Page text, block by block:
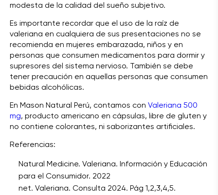
modesta de la calidad del sueño subjetivo.
Es importante recordar que el uso de la raíz de
valeriana en cualquiera de sus presentaciones no se
recomienda en mujeres embarazada, niños y en
personas que consumen medicamentos para dormir y
supresores del sistema nervioso. También se debe
tener precaución en aquellas personas que consumen
bebidas alcohólicas.
En Mason Natural Perú, contamos con Valeriana 500
mg, producto americano en cápsulas, libre de gluten y
no contiene colorantes, ni saborizantes artificiales.
Referencias:
Natural Medicine. Valeriana. Información y Educación
para el Consumidor. 2022
net. Valeriana. Consulta 2024. Pág 1,2,3,4,5.